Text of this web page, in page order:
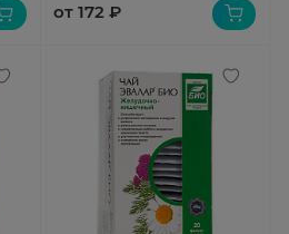
от 172 ₽